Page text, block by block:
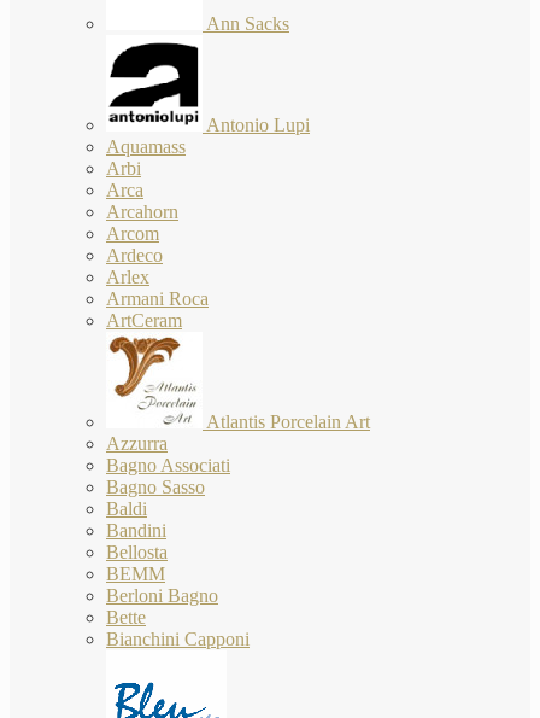
Ann Sacks
Antonio Lupi
Aquamass
Arbi
Arca
Arcahorn
Arcom
Ardeco
Arlex
Armani Roca
ArtCeram
Atlantis Porcelain Art
Azzurra
Bagno Associati
Bagno Sasso
Baldi
Bandini
Bellosta
BEMM
Berloni Bagno
Bette
Bianchini Capponi